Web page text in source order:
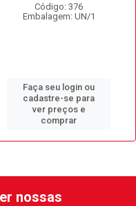
Código: 376
Embalagem: UN/1
Faça seu login ou
cadastre-se para
ver preços e
comprar
nossas